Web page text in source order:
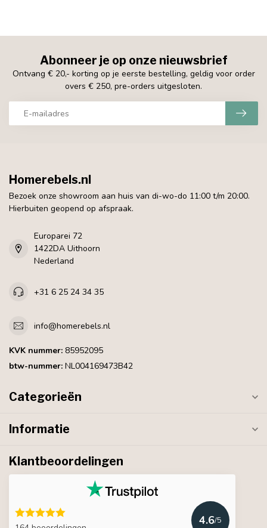
Abonneer je op onze nieuwsbrief
Ontvang € 20,- korting op je eerste bestelling, geldig voor order
overs € 250, pre-orders uitgesloten.
Homerebels.nl
Bezoek onze showroom aan huis van di-wo-do 11:00 t/m 20:00.
Hierbuiten geopend op afspraak.
Europarei 72
1422DA Uithoorn
Nederland
+31 6 25 24 34 35
info@homerebels.nl
KVK nummer: 85952095
btw-nummer: NL004169473B42
Categorieën
Informatie
Klantbeoordelingen
4.6/5